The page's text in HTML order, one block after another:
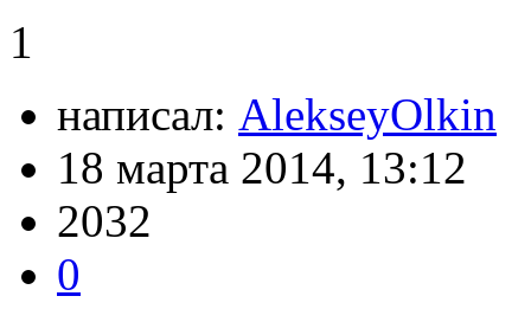
1
написал: AlekseyOlkin
18 марта 2014, 13:12
2032
0